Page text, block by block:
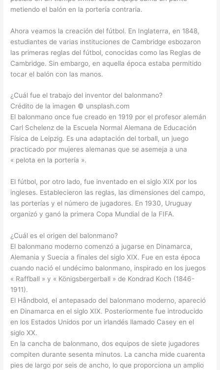
metiendo el balón en la portería contraria.
Ahora veamos la creación del fútbol. En Inglaterra, en 1848,
estudiantes de varias instituciones de Cambridge esbozaron
las primeras reglas del fútbol, ​​conocidas como las Reglas de
Cambridge. Sin embargo, en aquella época estaba permitido
tocar el balón con las manos.
¿Cuál fue el trabajo del inventor del balonmano?
Crédito de la imagen © unsplash.com
El balonmano once fue creado en 1919 por el profesor alemán
Carl Schelenz de la Escuela Normal Alemana de Educación
Física de Leipzig. Es una adaptación del torball, un juego
practicado por mujeres alemanas que se asemeja a una
« pelota en la portería ».
El fútbol, ​​por otro lado, fue inventado en el siglo XIX por los
ingleses. Establecieron las reglas, las dimensiones del campo,
las porterías y el número de jugadores. En 1930, Uruguay
organizó y ganó la primera Copa Mundial de la FIFA.
¿Cuál es el origen del balonmano?
El balonmano moderno comenzó a jugarse en Dinamarca,
Alemania y Suecia a finales del siglo XIX. Fue en esta época
cuando nació el undécimo balonmano, inspirado en los juegos
« Raffball » y « Königsbergerball » de Kondrad Koch (1846-
1911).
El Håndbold, el antepasado del balonmano moderno, apareció
en Dinamarca en el siglo XIX. Posteriormente fue introducido
en los Estados Unidos por un irlandés llamado Casey en el
siglo XX.
En la cancha de balonmano, dos equipos de siete jugadores
compiten durante sesenta minutos. La cancha mide cuarenta
pies de largo por seis de ancho, lo que proporciona un amplio